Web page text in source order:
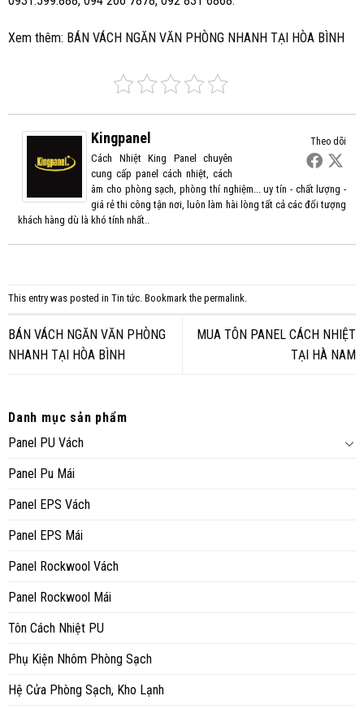
Xem thêm: BÁN VÁCH NGĂN VĂN PHÒNG NHANH TẠI HÒA BÌNH
Theo dõi
Kingpanel
Cách Nhiệt King Panel chuyên
cung cấp panel cách nhiệt, cách
âm cho phòng sạch, phòng thí nghiệm... uy tín - chất lượng -
giá rẻ thi công tận nơi, luôn làm hài lòng tất cả các đối tượng
khách hàng dù là khó tính nhất..
This entry was posted in Tin tức. Bookmark the permalink.
BÁN VÁCH NGĂN VĂN PHÒNG
NHANH TẠI HÒA BÌNH
MUA TÔN PANEL CÁCH NHIỆT
TẠI HÀ NAM
Danh mục sản phẩm
Panel PU Vách
Panel Pu Mái
Panel EPS Vách
Panel EPS Mái
Panel Rockwool Vách
Panel Rockwool Mái
Tôn Cách Nhiệt PU
Phụ Kiện Nhôm Phòng Sạch
Hệ Cửa Phòng Sạch, Kho Lạnh